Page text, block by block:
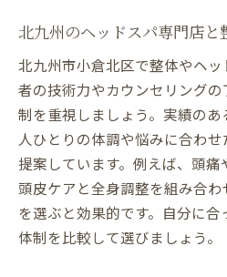
日常生活で活かせる
イント
リラックスと健康維
活用
北九州のヘッドスパ専門店と
北九州市小倉北区で整体やヘ
者の技術力やカウンセリング
制を重視しましょう。実績の
人ひとりの体調や悩みに合わ
提案しています。例えば、頭痛
頭皮ケアと全身調整を組み合
を選ぶと効果的です。自分に
体制を比較して選びましょう。